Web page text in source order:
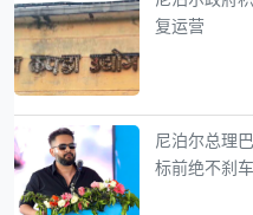
复运营
尼泊尔总理
标前绝不刹车